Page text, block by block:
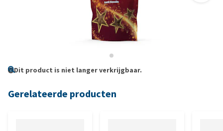
Dit product is niet langer verkrijgbaar.
Gerelateerde producten